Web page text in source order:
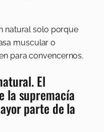
natural solo porque
muscular o
para convencernos.
El
la supremacía
parte de la